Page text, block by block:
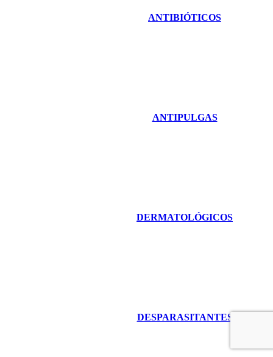
ANTIBIÓTICOS
ANTIPULGAS
DERMATOLÓGICOS
DESPARASITANTES